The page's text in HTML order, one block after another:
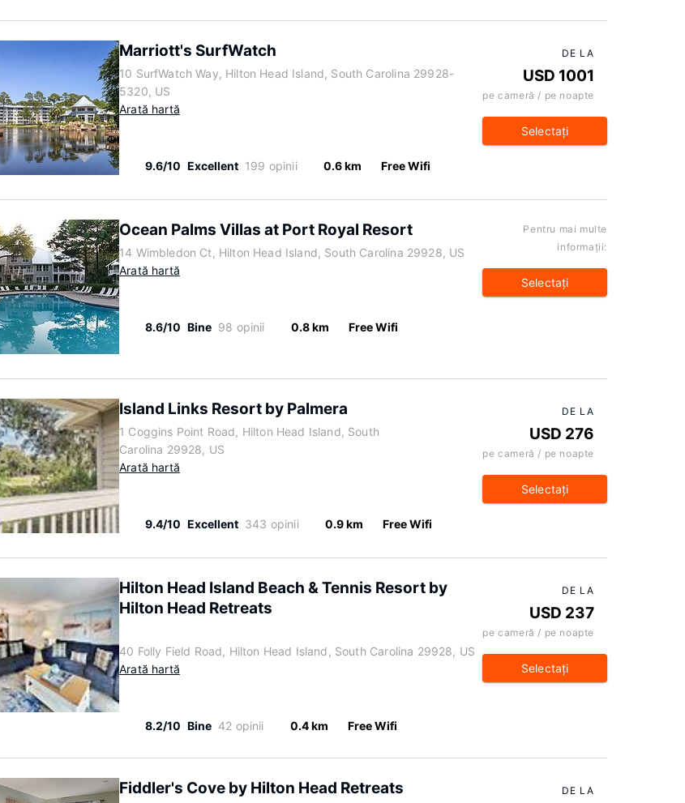
Marriott's SurfWatch
10 SurfWatch Way, Hilton Head Island, South Carolina 29928-
5320, US
Arată hartă
9.6/10 Excellent 199 opinii 0.6 km Free Wifi
DE LA
USD 1001
pe cameră / pe noapte
Selectaţi
Ocean Palms Villas at Port Royal Resort
14 Wimbledon Ct, Hilton Head Island, South Carolina 29928, US
Arată hartă
8.6/10 Bine 98 opinii 0.8 km Free Wifi
Pentru mai multe
informaţii:
Selectaţi
Island Links Resort by Palmera
1 Coggins Point Road, Hilton Head Island, South
Carolina 29928, US
Arată hartă
9.4/10 Excellent 343 opinii 0.9 km Free Wifi
DE LA
USD 276
pe cameră / pe noapte
Selectaţi
Hilton Head Island Beach & Tennis Resort by
Hilton Head Retreats
40 Folly Field Road, Hilton Head Island, South Carolina 29928, US
Arată hartă
8.2/10 Bine 42 opinii 0.4 km Free Wifi
DE LA
USD 237
pe cameră / pe noapte
Selectaţi
Fiddler's Cove by Hilton Head Retreats DE LA